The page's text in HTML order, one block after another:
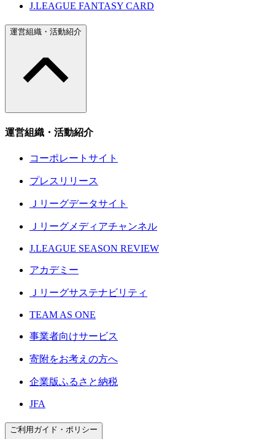
J.LEAGUE FANTASY CARD
運営組織・活動紹介
運営組織・活動紹介
コーポレートサイト
プレスリリース
Ｊリーグデータサイト
Ｊリーグメディアチャンネル
J.LEAGUE SEASON REVIEW
アカデミー
Ｊリーグサステナビリティ
TEAM AS ONE
事業者向けサービス
寄附をお考えの方へ
企業版ふるさと納税
JFA
ご利用ガイド・ポリシー